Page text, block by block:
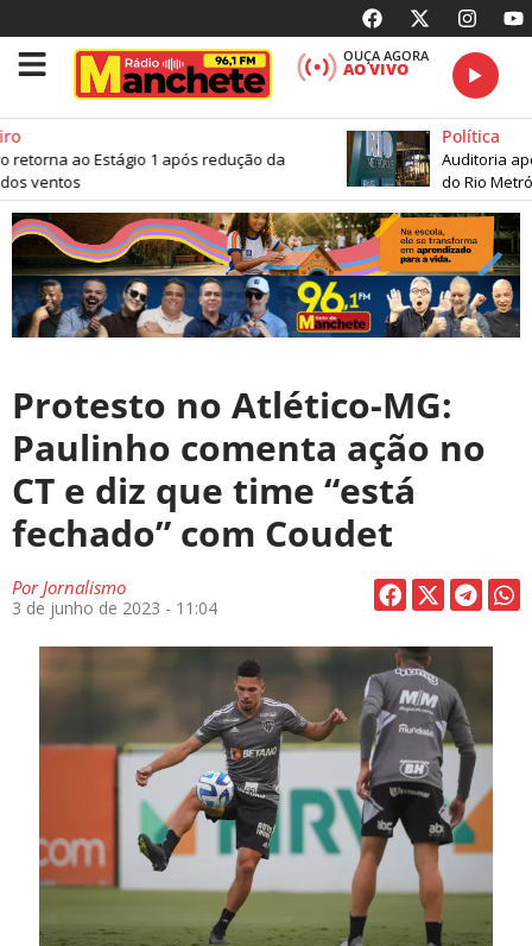
OUÇA AGORA
AO VIVO
retorna ao Estágio 1 após redução da
ventos
Política
Auditoria
do Rio
Protesto no Atlético-MG:
Paulinho comenta ação no
CT e diz que time “está
fechado” com Coudet
PorJornalismo
3 de junho de 2023 - 11:04